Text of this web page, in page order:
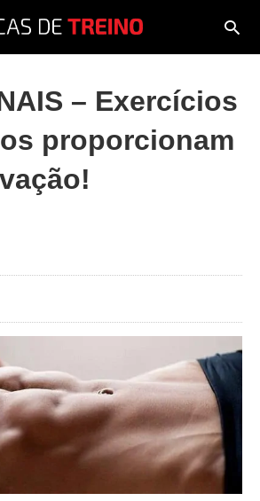
– Exercícios
proporcionam